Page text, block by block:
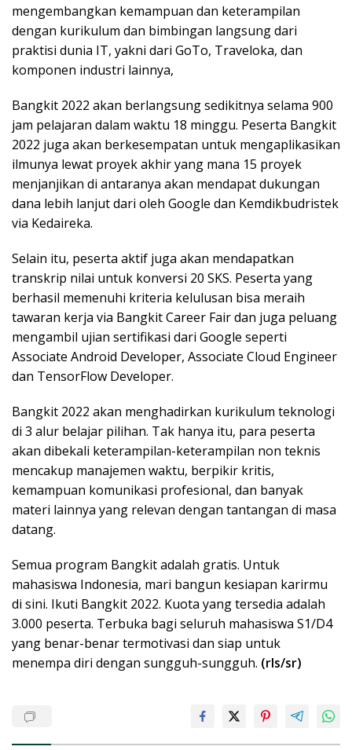
mengembangkan kemampuan dan keterampilan
dengan kurikulum dan bimbingan langsung dari
praktisi dunia IT, yakni dari GoTo, Traveloka, dan
komponen industri lainnya,
Bangkit 2022 akan berlangsung sedikitnya selama 900
jam pelajaran dalam waktu 18 minggu. Peserta Bangkit
2022 juga akan berkesempatan untuk mengaplikasikan
ilmunya lewat proyek akhir yang mana 15 proyek
menjanjikan di antaranya akan mendapat dukungan
dana lebih lanjut dari oleh Google dan Kemdikbudristek
via Kedaireka.
Selain itu, peserta aktif juga akan mendapatkan
transkrip nilai untuk konversi 20 SKS. Peserta yang
berhasil memenuhi kriteria kelulusan bisa meraih
tawaran kerja via Bangkit Career Fair dan juga peluang
mengambil ujian sertifikasi dari Google seperti
Associate Android Developer, Associate Cloud Engineer
dan TensorFlow Developer.
Bangkit 2022 akan menghadirkan kurikulum teknologi
di 3 alur belajar pilihan. Tak hanya itu, para peserta
akan dibekali keterampilan-keterampilan non teknis
mencakup manajemen waktu, berpikir kritis,
kemampuan komunikasi profesional, dan banyak
materi lainnya yang relevan dengan tantangan di masa
datang.
Semua program Bangkit adalah gratis. Untuk
mahasiswa Indonesia, mari bangun kesiapan karirmu
di sini. Ikuti Bangkit 2022. Kuota yang tersedia adalah
3.000 peserta. Terbuka bagi seluruh mahasiswa S1/D4
yang benar-benar termotivasi dan siap untuk
menempa diri dengan sungguh-sungguh. (rls/sr)